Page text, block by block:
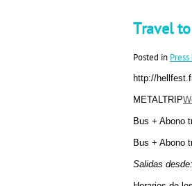
Travel
Posted in
http://
METALTRIP
Bus + Abono
Bus + Abono
Salidas